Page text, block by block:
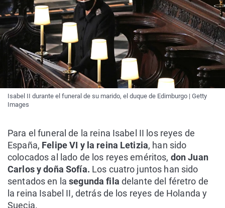
Isabel II durante el funeral de su marido, el duque de Edimburgo | Getty
Images
Para el funeral de la reina Isabel II los reyes de
España, Felipe VI y la reina Letizia, han sido
colocados al lado de los reyes eméritos, don Juan
Carlos y doña Sofía. Los cuatro juntos han sido
sentados en la segunda fila delante del féretro de
la reina Isabel II, detrás de los reyes de Holanda y
Suecia.